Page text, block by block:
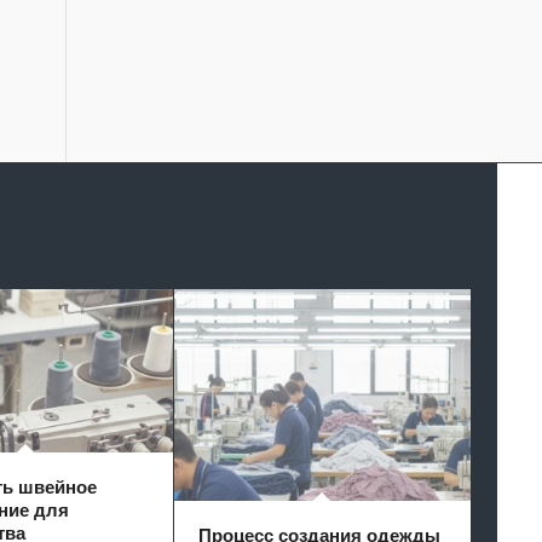
швейное
для
Процесс создания одежды